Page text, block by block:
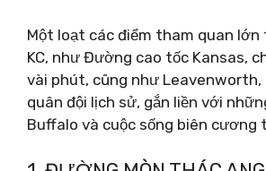
Một loạt các điểm tham quan
KC, như Đường cao tốc Kansas,
vài phút, cũng như Leavenworth,
quân đội lịch sử, gắn liền với
Buffalo và cuộc sống biên cương